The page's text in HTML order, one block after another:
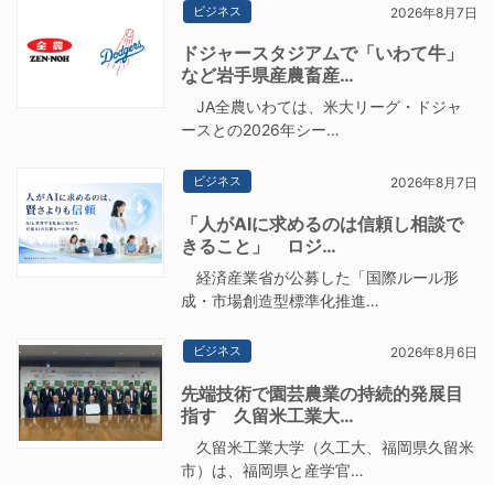
ビジネス 2026年8月7日
ドジャースタジアムで「いわて牛」
など岩手県産農畜産…
JA全農いわては、米大リーグ・ドジャ
ースとの2026年シー…
ビジネス 2026年8月7日
「人がAIに求めるのは信頼し相談で
きること」 ロジ…
経済産業省が公募した「国際ルール形
成・市場創造型標準化推進…
ビジネス 2026年8月6日
先端技術で園芸農業の持続的発展目
指す 久留米工業大…
久留米工業大学（久工大、福岡県久留米
市）は、福岡県と産学官…